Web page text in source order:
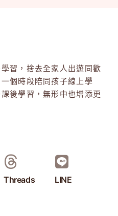
習，捨去全家人出遊同歡
個時段陪同孩子線上學
後學習，無形中也增添更
Threads LINE